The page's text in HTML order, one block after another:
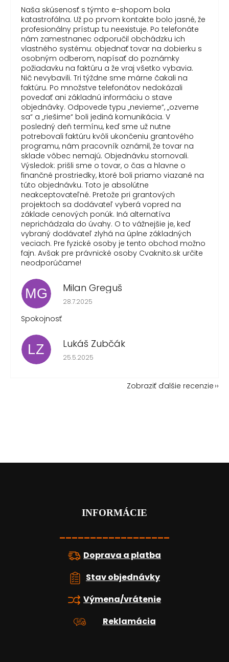
Naša skúsenosť s týmto e-shopom bola
katastrofálna. Už po prvom kontakte bolo jasné, že
profesionálny prístup tu neexistuje. Po telefonáte
nám zamestnanec odporučil obchádzku ich
vlastného systému: objednať tovar na dobierku s
osobným odberom, napísať do poznámky
požiadavku na faktúru a že vraj všetko vybavia.
Nič nevybavili. Tri týždne sme márne čakali na
faktúru. Po množstve telefonátov nedokázali
povedať ani základnú informáciu o stave
objednávky. Odpovede typu „nevieme“, „ozveme
sa“ a „riešime“ boli jediná komunikácia. V
posledný deň termínu, keď sme už nutne
potrebovali faktúru kvôli ukončeniu grantového
programu, nám pracovník oznámil, že tovar na
sklade vôbec nemajú. Objednávku stornovali.
Výsledok: prišli sme o tovar, o čas a hlavne o
finančné prostriedky, ktoré boli priamo viazané na
túto objednávku. Toto je absolútne
neakceptovateľné. Pretože pri grantových
projektoch sa dodávateľ vyberá vopred na
základe cenových ponúk. Iná alternatíva
neprichádzala do úvahy. O to vážnejšie je, keď
vybraný dodávateľ zlyhá na úplne základných
veciach. Pre fyzické osoby je tento obchod možno
fajn. Avšak pre právnické osoby Cvaknito.sk určite
neodporúčame!
MG Milan Greguš
Hodnotenie obchodu je 5 z 5 hviezdičiek.
28.7.2025
Spokojnosť
LZ Lukáš Zubčák
Hodnotenie obchodu je 5 z 5 hviezdičiek.
25.5.2025
Zobraziť ďalšie recenzie
INFORMÁCIE
__________________
Doprava a platba
Stav objednávky
Výmena/vrátenie
Reklamácia